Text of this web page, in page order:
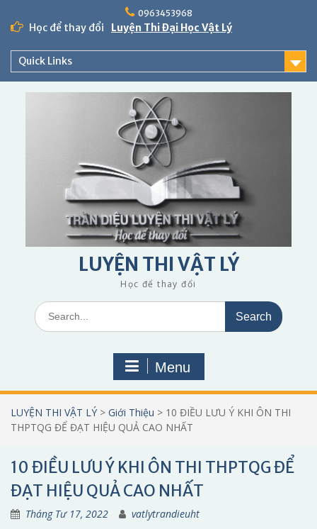
content
0963453968
Học để thay đổi Luyện Thi Đại Học Vật Lý
Quick Links
LUYỆN THI VẬT LÝ
Học để thay đổi
Search
for:
Menu
LUYỆN THI VẬT LÝ > Giới Thiệu > 10 ĐIỀU LƯU Ý KHI ÔN THI
THPTQG ĐỂ ĐẠT HIỆU QUẢ CAO NHẤT
10 ĐIỀU LƯU Ý KHI ÔN THI THPTQG ĐỂ
ĐẠT HIỆU QUẢ CAO NHẤT
Tháng Tư 17, 2022 vatlytrandieuht